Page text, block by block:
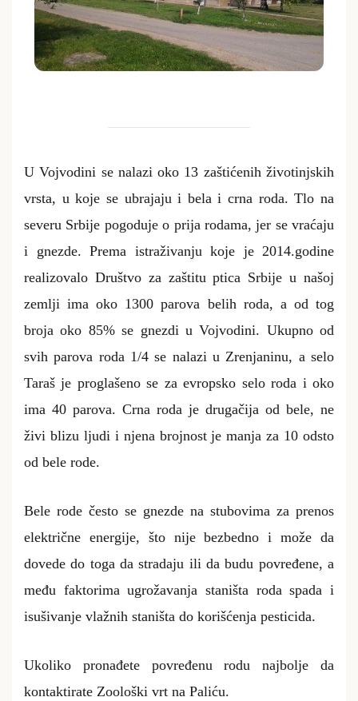
U Vojvodini se nalazi oko 13 zaštićenih životinjskih
vrsta, u koje se ubrajaju i bela i crna roda.Tlo na
severu Srbije pogodujeo prija rodama, jer se vraćaju
i gnezde. Prema istraživanju koje je 2014.godine
realizovalo Društvo za zaštituptica Srbije u našoj
zemlji imaoko 1300 parova belih roda, a od tog
brojaoko 85% se gnezdi u Vojvodini. Ukupno od
svih parova roda 1/4 se nalazi u Zrenjaninu, a selo
Taraš je proglašeno se za evropsko selo roda i oko
ima 40 parova. Crna roda je drugačija od bele, ne
živi blizu ljudi i njena brojnost je manja za 10 odsto
od bele rode.
Bele rode često se gnezde na stubovima za prenos
električne energije, što nije bezbedno i može da
dovede do toga da stradaju ili da budu povređene, a
među faktorima ugrožavanja staništa rodaspada i
isušivanje vlažnih staništa do korišćenja pesticida.
Ukoliko pronađete povređenu rodu najbolje da
kontaktirate Zoološki vrt na Paliću.